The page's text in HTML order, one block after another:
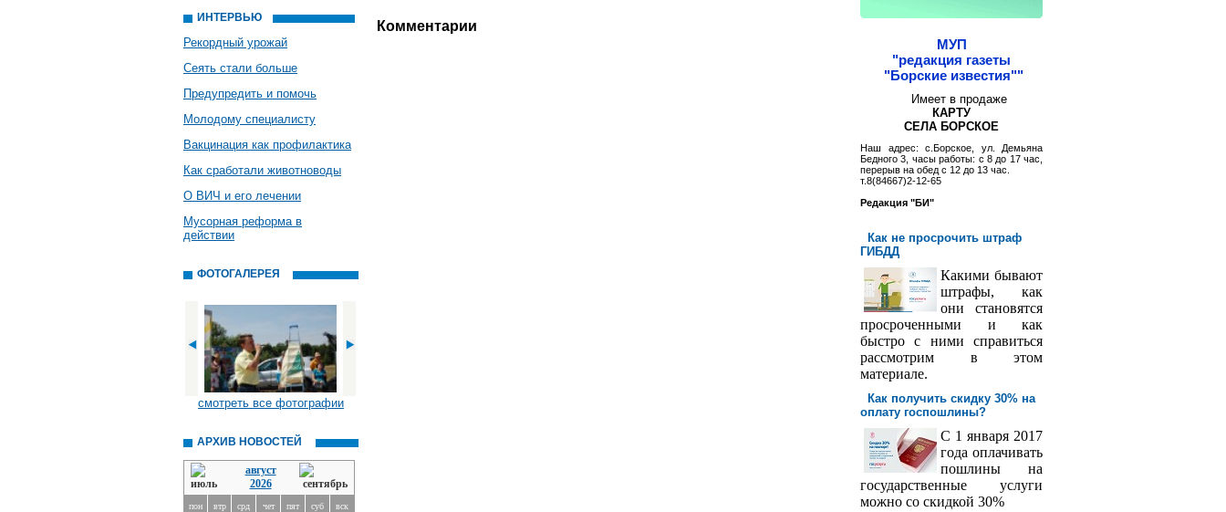
ИНТЕРВЬЮ
Рекордный урожай
Сеять стали больше
Предупредить и помочь
Молодому специалисту
Вакцинация как профилактика
Как сработали животноводы
О ВИЧ и его лечении
Мусорная реформа в
действии
ФОТОГАЛЕРЕЯ
смотреть все фотографии
АРХИВ НОВОСТЕЙ
август
2026
пон втр срд чет пят суб вск
Комментарии
МУП
"редакция газеты
"Борские известия""
Имеет в продаже
КАРТУ
СЕЛА БОРСКОЕ
Наш адрес: с.Борское, ул. Демьяна
Бедного 3, часы работы: с 8 до 17 час,
перерыв на обед с 12 до 13 час.
т.8(84667)2-12-65
Редакция "БИ"
Как не просрочить штраф
ГИБДД
Какими бывают
штрафы, как
они становятся
просроченными и как
быстро с ними справиться
рассмотрим в этом
материале.
Как получить скидку 30% на
оплату госпош­лины?
С 1 января 2017
года оплачивать
пошлины на
государственные услуги
можно со скидкой 30%